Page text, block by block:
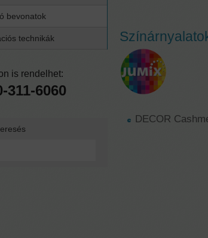
bevonatok
technikák
is rendelhet:
311-6060
DECOR